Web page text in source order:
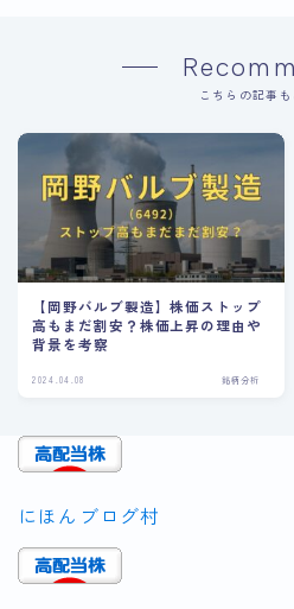
こちらの記事
【岡野バルブ製造】株価ストップ
高もまだ割安？株価上昇の理由や
背景を考察
2024.04.08 銘柄分析
にほんブログ村